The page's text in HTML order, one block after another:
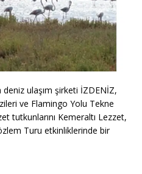
ulaşım şirketi İZDENİZ,
ve Flamingo Yolu Tekne
tutkunlarını Kemeraltı Lezzet,
Turu etkinliklerinde bir